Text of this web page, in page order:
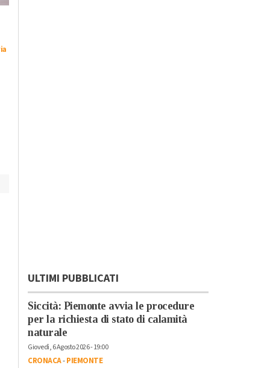
ULTIMI PUBBLICATI
Siccità: Piemonte avvia le procedure
per la richiesta di stato di calamità
naturale
Giovedì, 6 Agosto 2026 - 19:00
CRONACA-PIEMONTE